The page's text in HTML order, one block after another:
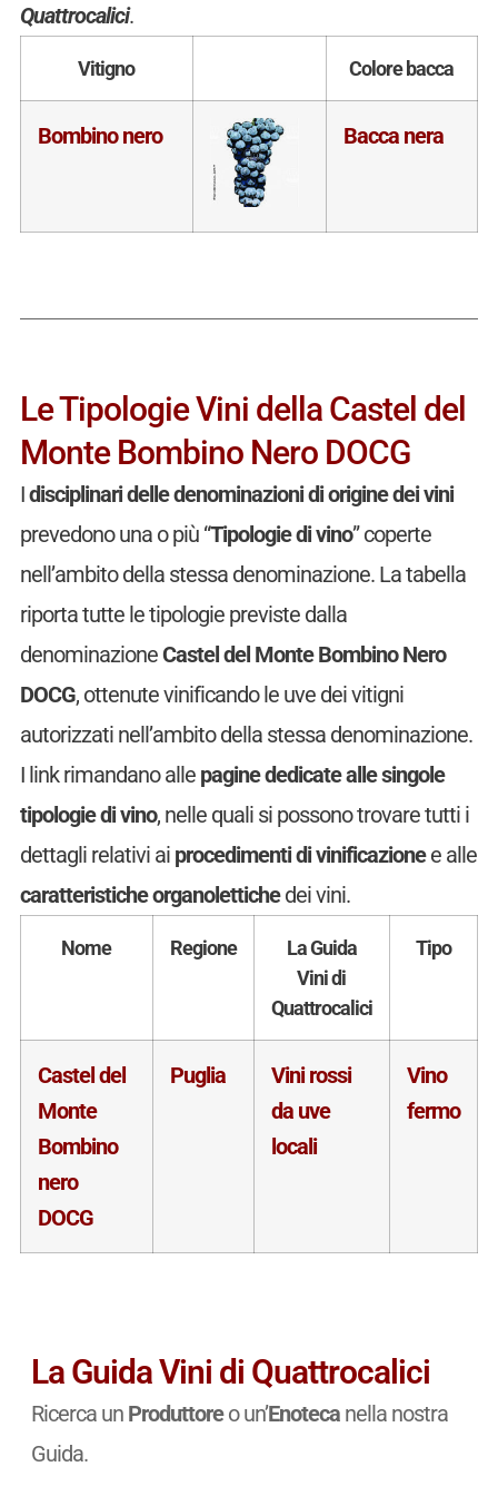
Quattrocalici.
Vitigno Colore bacca
Bombino nero Bacca nera
Le Tipologie Vini della Castel del
Monte Bombino Nero DOCG
Idisciplinari delle denominazioni di origine dei vini
prevedono una o più “Tipologie di vino” coperte
nell’ambito della stessa denominazione. La tabella
riporta tutte le tipologie previste dalla
denominazioneCastel del Monte Bombino Nero
DOCG, ottenute vinificando le uve dei vitigni
autorizzati nell’ambito della stessa denominazione.
I link rimandano alle pagine dedicate alle singole
tipologie di vino, nelle quali si possono trovare tutti i
dettagli relativi ai procedimenti di vinificazionee alle
caratteristiche organolettichedei vini.
Nome Regione
La Guida
Vini di
Quattrocalici
Tipo
Castel del
Monte
Bombino
nero
DOCG
Puglia
Vini rossi
da uve
locali
Vino
fermo
La Guida Vini di Quattrocalici
Ricerca un Produttoreo un’Enotecanella nostra
Guida.